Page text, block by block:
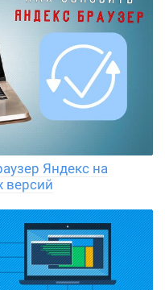
Яндекс на
версий